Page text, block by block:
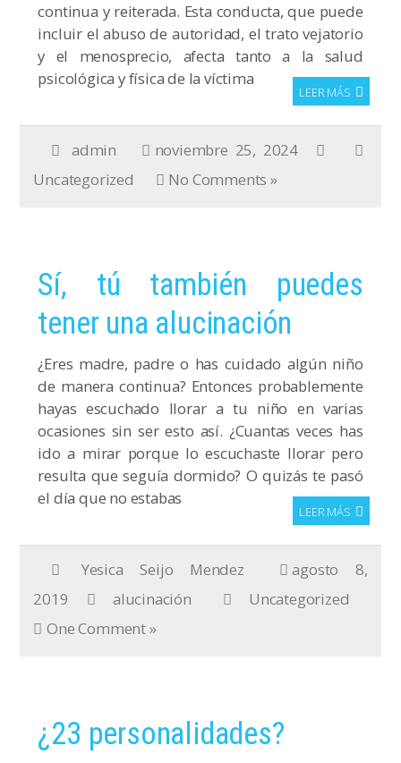
continua y reiterada. Esta conducta, que puede
incluir el abuso de autoridad, el trato vejatorio
y el menosprecio, afecta tanto a la salud
psicológica y física de la víctima
LEER MÁS
admin
noviembre 25, 2024
Uncategorized
No Comments »
Sí, tú también puedes
tener una alucinación
¿Eres madre, padre o has cuidado algún niño
de manera continua? Entonces probablemente
hayas escuchado llorar a tu niño en varias
ocasiones sin ser esto así. ¿Cuantas veces has
ido a mirar porque lo escuchaste llorar pero
resulta que seguía dormido? O quizás te pasó
el día que no estabas
LEER MÁS
Yesica Seijo Mendez
agosto 8,
2019
alucinación
Uncategorized
One Comment »
¿23 personalidades?